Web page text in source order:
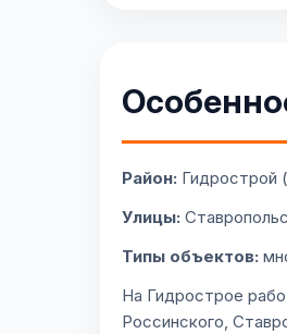
Район: Гидрострой
Улицы:
Типы объектов:
На Гидрострое
Россинского,